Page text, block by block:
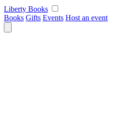
Skip
to
content
Liberty Books
Books Gifts Events Host an event